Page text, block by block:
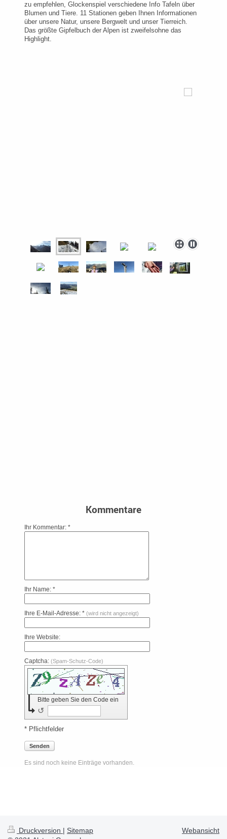
zu empfehlen, Glockenspiel verschiedene Info Tafeln über
Blumen und Tiere. 11 Stationen geben Ihnen Informationen
über unsere Natur, unsere Bergwelt und unser Tierreich.
Das größte Gipfelbuch der Alpen ist zweifelsohne das
Highlight.
Kommentare
Ihr Kommentar: *
Ihr Name: *
Ihre E-Mail-Adresse: * (wird nicht angezeigt)
Ihre Website:
Captcha: (Spam-Schutz-Code)
Bitte geben Sie den Code ein
↺
* Pflichtfelder
Senden
Es sind noch keine Einträge vorhanden.
Druckversion | Sitemap
Webansicht